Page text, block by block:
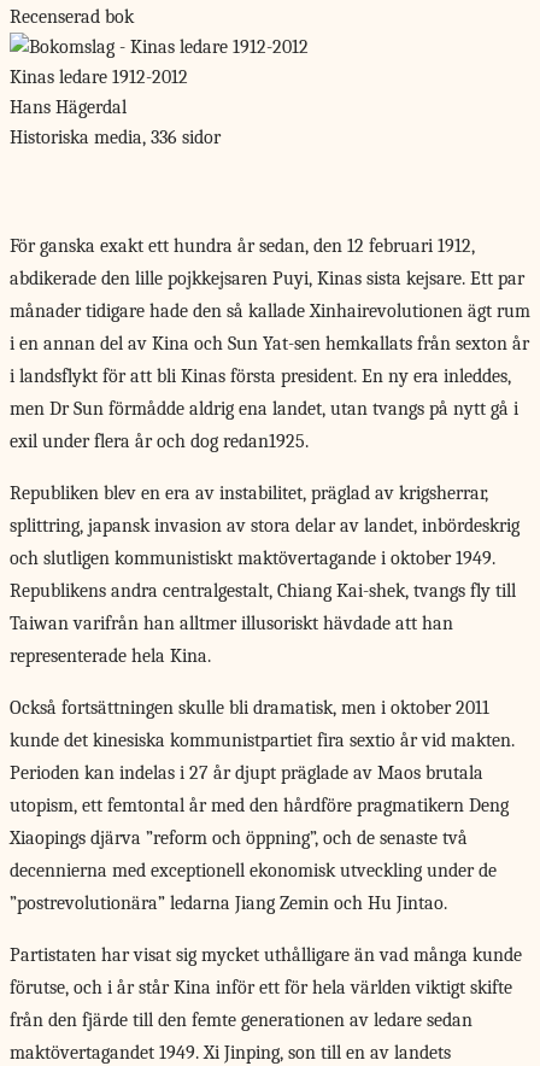
Recenserad bok
Kinas ledare 1912-2012
Hans Hägerdal
Historiska media, 336 sidor
För ganska exakt ett hundra år sedan, den 12 februari 1912,
abdikerade den lille pojkkejsaren Puyi, Kinas sista kejsare. Ett par
månader tidigare hade den så kallade Xinhairevolutionen ägt rum
i en annan del av Kina och Sun Yat-sen hemkallats från sexton år
i landsflykt för att bli Kinas första president. En ny era inleddes,
men Dr Sun förmådde aldrig ena landet, utan tvangs på nytt gå i
exil under flera år och dog redan1925.
Republiken blev en era av instabilitet, präglad av krigsherrar,
splittring, japansk invasion av stora delar av landet, inbördeskrig
och slutligen kommunistiskt maktövertagande i oktober 1949.
Republikens andra centralgestalt, Chiang Kai-shek, tvangs fly till
Taiwan varifrån han alltmer illusoriskt hävdade att han
representerade hela Kina.
Också fortsättningen skulle bli dramatisk, men i oktober 2011
kunde det kinesiska kommunistpartiet fira sextio år vid makten.
Perioden kan indelas i 27 år djupt präglade av Maos brutala
utopism, ett femtontal år med den hårdföre pragmatikern Deng
Xiaopings djärva ”reform och öppning”, och de senaste två
decennierna med exceptionell ekonomisk utveckling under de
”postrevolutionära” ledarna Jiang Zemin och Hu Jintao.
Partistaten har visat sig mycket uthålligare än vad många kunde
förutse, och i år står Kina inför ett för hela världen viktigt skifte
från den fjärde till den femte generationen av ledare sedan
maktövertagandet 1949. Xi Jinping, son till en av landets